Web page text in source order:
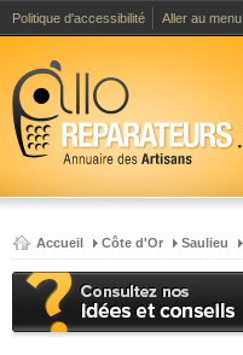
Politique d'accessibilité Aller au menu
Accueil Côte d'Or Saulieu